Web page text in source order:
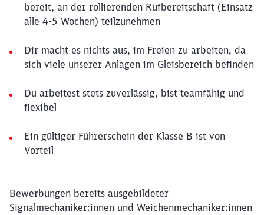
bereit, an der rollierenden Rufbereitschaft (Einsatz
alle 4-5 Wochen) teilzunehmen
Dir macht es nichts aus, im Freien zu arbeiten, da
sich viele unserer Anlagen im Gleisbereich befinden
Du arbeitest stets zuverlässig, bist teamfähig und
flexibel
Ein gültiger Führerschein der Klasse B ist von
Vorteil
Bewerbungen bereits ausgebildeter
Signalmechaniker:innen und Weichenmechaniker:innen